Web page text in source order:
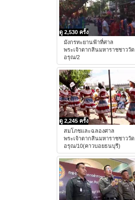
ดู 2,530 ครั้ง
มังกรทะยานฟ้าที่ศาล
พระเจ้าตากสินมหาราชชาววัด
อรุณ/2
ดู 2,245 ครั้ง
สมโภชและฉลองศาล
พระเจ้าตากสินมหาราชชาววัด
อรุณ/10(คาวบอยธนบุรี)